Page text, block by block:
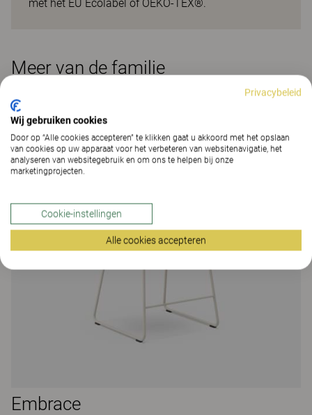
met het EU Ecolabel of OEKO-TEX®.
Meer van de familie
Embrace
Privacybeleid
Wij gebruiken cookies
Door op “Alle cookies accepteren” te klikken gaat u akkoord met het opslaan
van cookies op uw apparaat voor het verbeteren van websitenavigatie, het
analyseren van websitegebruik en om ons te helpen bij onze
marketingprojecten.
Cookie-instellingen
Alle cookies accepteren